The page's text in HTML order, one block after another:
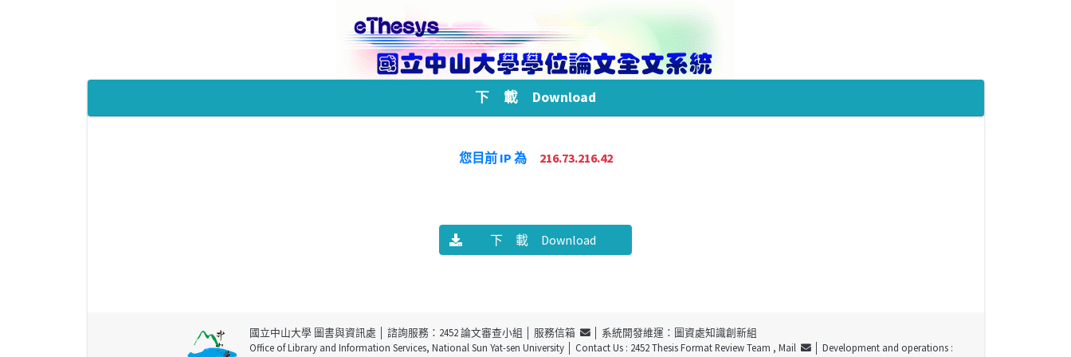
下 載 Download
您目前 IP 為 216.73.216.42
下 載 Download
國立中山大學 圖書與資訊處 │ 諮詢服務：2452 論文審查小組 │ 服務信箱
│ 系統開發維運：圖資處知識創新組
Office of Library and Information Services, National Sun Yat-sen University│ Contact Us : 2452 Thesis Format Review Team , Mail
│ Development and operations :